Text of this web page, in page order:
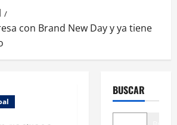
con Brand New Day y ya tiene
BUSCAR